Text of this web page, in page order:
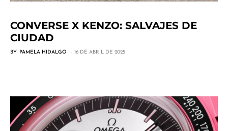
CONVERSE X KENZO: SALVAJES DE
CIUDAD
BY PAMELA HIDALGO 16 DE ABRIL DE 2025